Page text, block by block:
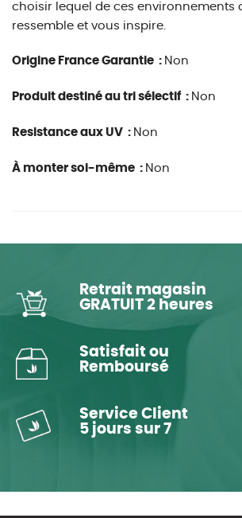
choisir lequel de ces environnements
ressemble et vous inspire.
Origine France Garantie : Non
Produit destiné au tri sélectif : Non
Resistance aux UV : Non
À monter soi-même : Non
Retrait magasin
GRATUIT 2 heures
Satisfait ou
Remboursé
Service Client
5 jours sur 7